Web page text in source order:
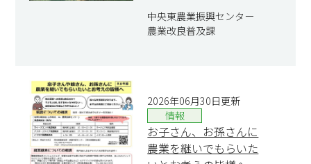
中央東農業振興センター
農業改良普及課
2026年06月30日更新
情報
お子さん、お孫さんに
農業を継いでもらいた